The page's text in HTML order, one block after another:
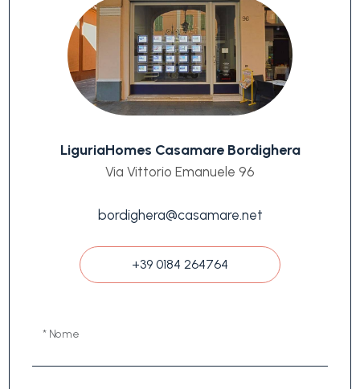
LiguriaHomes Casamare Bordighera
Via Vittorio Emanuele 96
bordighera@casamare.net
+39 0184 264764
* Nome